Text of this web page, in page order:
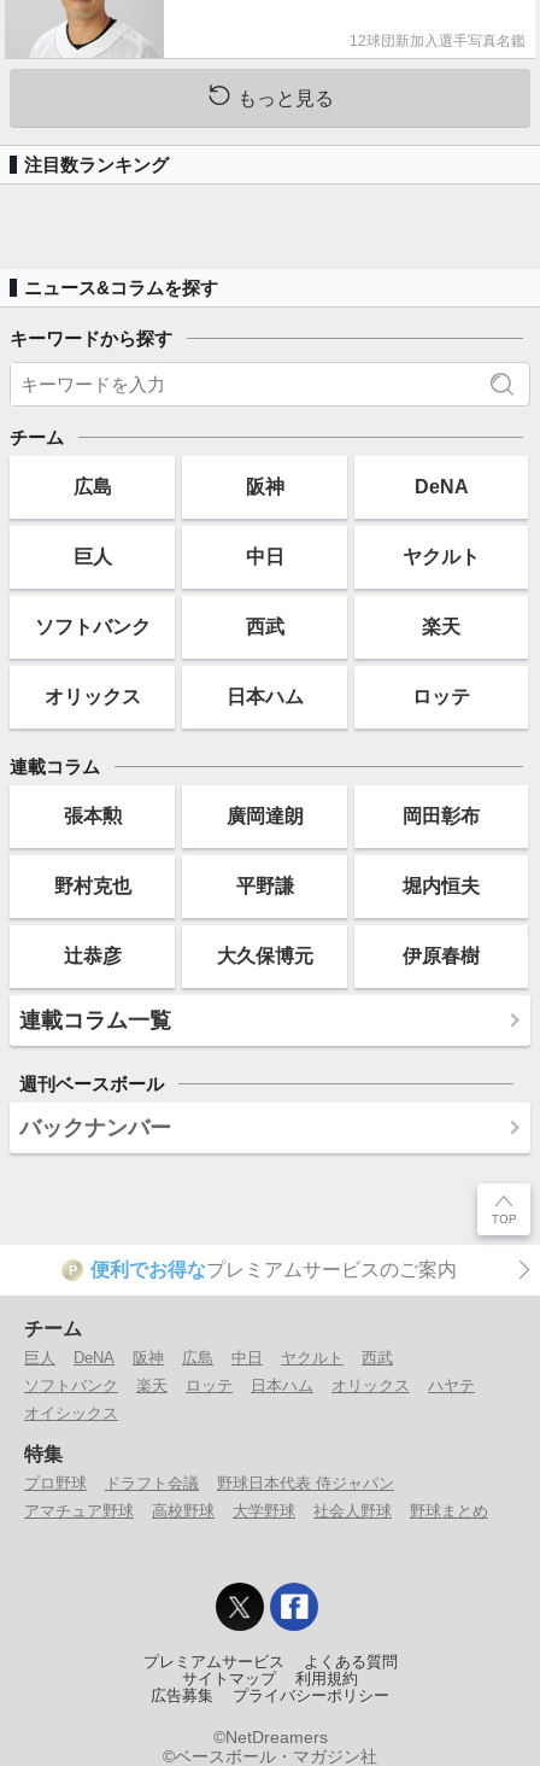
12球団新加入選手写真名鑑
もっと見る
注目数ランキング
ニュース&コラムを探す
キーワードから探す
チーム
広島 阪神 DeNA
巨人 中日 ヤクルト
ソフト バンク 西武 楽天
オリックス 日本ハム ロッテ
連載コラム
張本勲 廣岡達朗 岡田彰布
野村克也 平野謙 堀内恒夫
辻恭彦 大久保博元 伊原春樹
連載コラム一覧
週刊ベースボール
バックナンバー
P 便利でお得なプレミアムサービスのご案内
チーム
巨人 DeNA 阪神 広島 中日 ヤクルト
西武
ソフトバンク
楽天 ロッテ 日本ハム オリックス
ハヤテ
オイシックス
特集
プロ野球 ドラフト会議
野球日本代表 侍ジャパン
アマチュア野球
高校野球 大学野球 社会人野球 野球まとめ
プレミアムサービス
よくある質問
サイトマップ
利用規約
広告募集
プライバシーポリシー
©NetDreamers
©ベースボール・マガジン社